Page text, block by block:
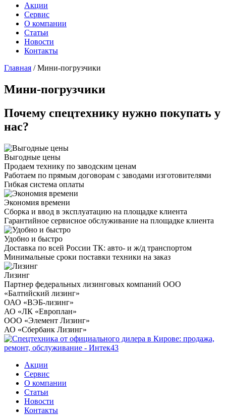
Акции
Сервис
О компании
Статьи
Новости
Контакты
Главная /Мини-погрузчики
Мини-погрузчики
Почему спецтехнику нужно покупать у
нас?
Выгодные цены
Продаем технику по заводским ценам
Работаем по прямым договорам с заводами изготовителями
Гибкая система оплаты
Экономия времени
Сборка и ввод в эксплуатацию на площадке клиента
Гарантийное сервисное обслуживание на площадке клиента
Удобно и быстро
Доставка по всей России ТК: авто- и ж/д транспортом
Минимальные сроки поставки техники на заказ
Лизинг
Партнер федеральных лизинговых компаний ООО
«Балтийский лизинг»
ОАО «ВЭБ-лизинг»
АО «ЛК «Европлан»
ООО «Элемент Лизинг»
АО «Сбербанк Лизинг»
Акции
Сервис
О компании
Статьи
Новости
Контакты